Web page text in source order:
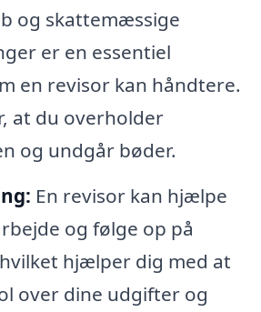
og skattemæssige
er en essentiel
en revisor kan håndtere.
at du overholder
og undgår bøder.
En revisor kan hjælpe
og følge op på
hjælper dig med at
over dine udgifter og